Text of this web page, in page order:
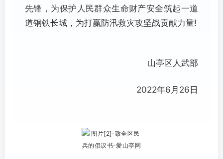
先锋，为保护人民群众生命财产安全筑起一道
道钢铁长城，为打赢防汛救灾攻坚战贡献力量!
山亭区人武部
2022年6月26日